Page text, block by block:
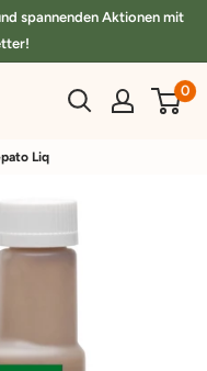
spannenden Aktionen mit
0
Liq